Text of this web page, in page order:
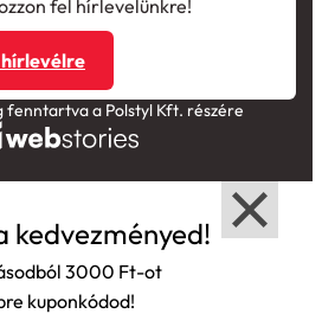
fenntartva a Polstyl Kft. részére
3000 Ft-ot
kuponkódod!